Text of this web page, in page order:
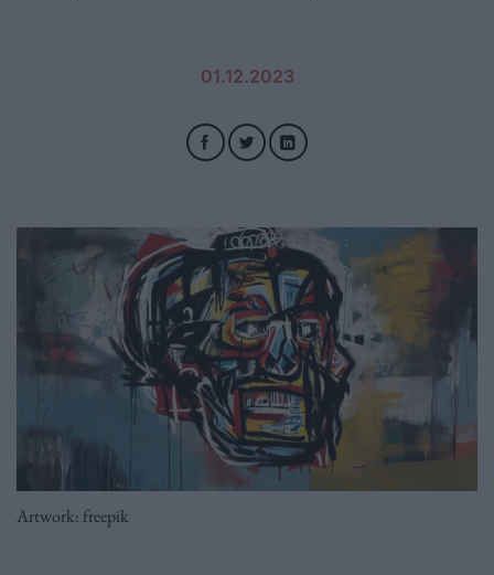
01.12.2023
Artwork: freepik